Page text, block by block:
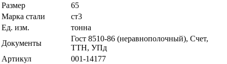
Размер
65
Марка стали
ст3
Ед. изм.
тонна
Документы
Гост 8510-86 (неравнополочный), Счет,
ТТН, УПд
Артикул
001-14177